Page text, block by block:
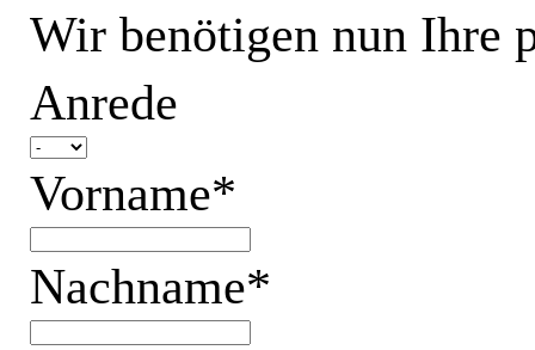
Wir benötigen nun Ihre
Anrede
Vorname*
Nachname*